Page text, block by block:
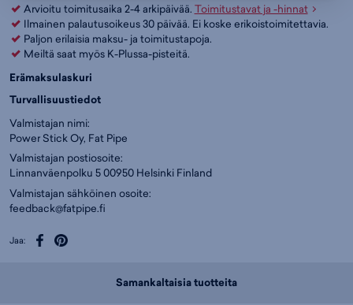
Arvioitu toimitusaika 2-4 arkipäivää. Toimitustavat ja -hinnat
Ilmainen palautusoikeus 30 päivää. Ei koske erikoistoimitettavia.
Paljon erilaisia maksu- ja toimitustapoja.
Meiltä saat myös K-Plussa-pisteitä.
Erämaksulaskuri
Turvallisuustiedot
Valmistajan nimi:
Power Stick Oy, Fat Pipe
Valmistajan postiosoite:
Linnanväenpolku 5 00950 Helsinki Finland
Valmistajan sähköinen osoite:
feedback@fatpipe.fi
Jaa:
Samankaltaisia tuotteita